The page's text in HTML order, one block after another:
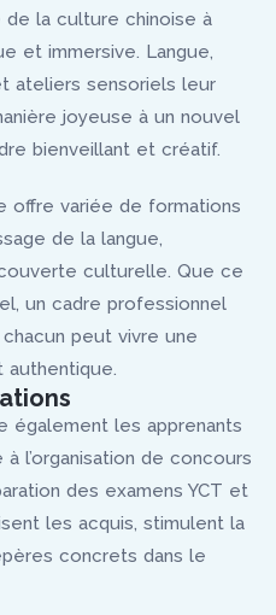
la culture chinoise à
et immersive. Langue,
ateliers sensoriels leur
joyeuse à un nouvel
bienveillant et créatif.
offre variée de formations
de la langue,
culturelle. Que ce
un cadre professionnel
peut vivre une
authentique.
également les apprenants
l’organisation de concours
des examens YCT et
les acquis, stimulent la
concrets dans le